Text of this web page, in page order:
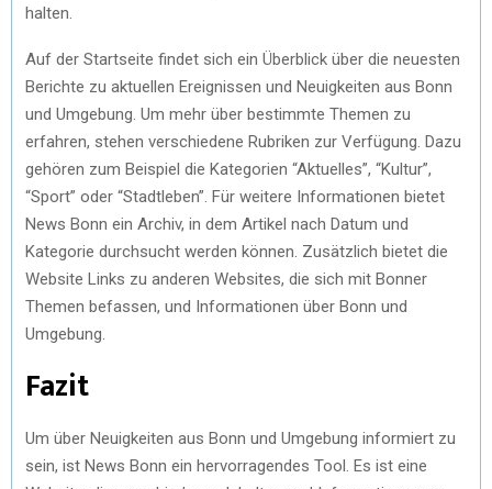
halten.
Auf der Startseite findet sich ein Überblick über die neuesten
Berichte zu aktuellen Ereignissen und Neuigkeiten aus Bonn
und Umgebung. Um mehr über bestimmte Themen zu
erfahren, stehen verschiedene Rubriken zur Verfügung. Dazu
gehören zum Beispiel die Kategorien “Aktuelles”, “Kultur”,
“Sport” oder “Stadtleben”. Für weitere Informationen bietet
News Bonn ein Archiv, in dem Artikel nach Datum und
Kategorie durchsucht werden können. Zusätzlich bietet die
Website Links zu anderen Websites, die sich mit Bonner
Themen befassen, und Informationen über Bonn und
Umgebung.
Fazit
Um über Neuigkeiten aus Bonn und Umgebung informiert zu
sein, ist News Bonn ein hervorragendes Tool. Es ist eine